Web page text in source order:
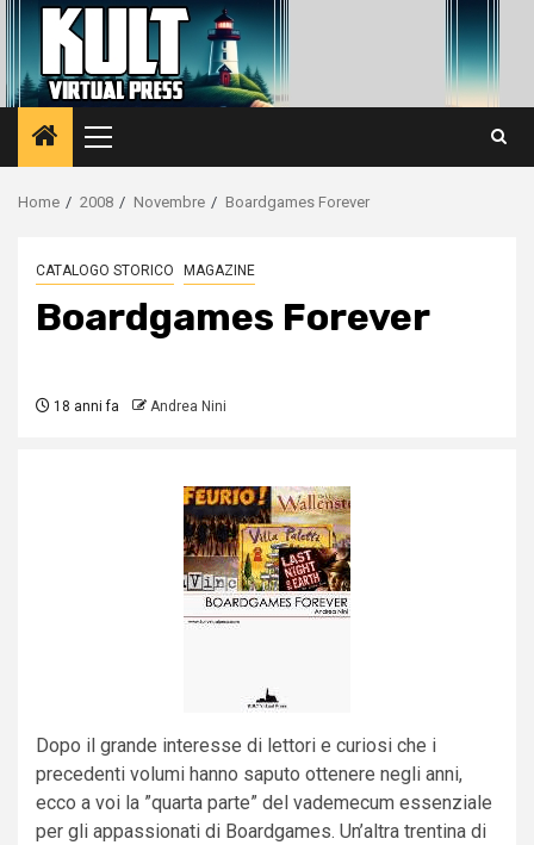
Vai
contenuto
Menu
principale
Home 2008 Novembre Boardgames Forever
CATALOGO STORICO MAGAZINE
Boardgames Forever
18 anni fa Andrea Nini
Dopo il grande interesse di lettori e curiosi che i
precedenti volumi hanno saputo ottenere negli anni,
ecco a voi la ”quarta parte” del vademecum essenziale
per gli appassionati di Boardgames. Un’altra trentina di